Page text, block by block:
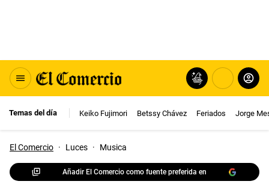
Temas del día Keiko Fujimori Betssy Chávez Feriados Jorge
El Comercio · Luces · Musica
Añadir El Comercio como fuente preferida en